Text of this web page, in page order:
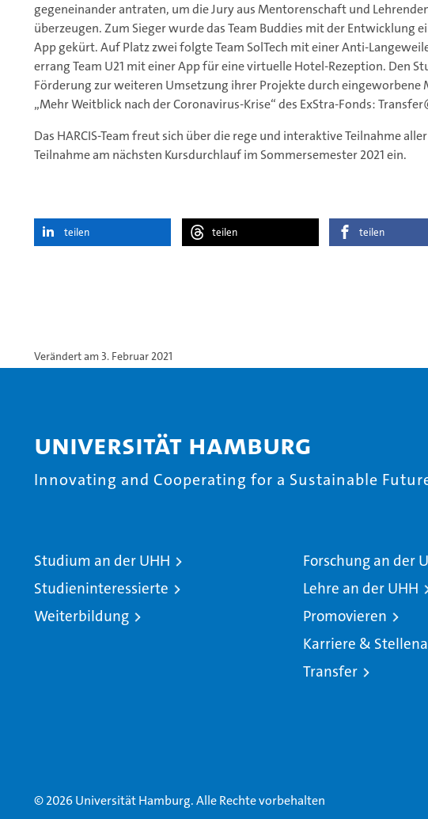
gegeneinander antraten, um die Jury aus Mentorenschaft und
überzeugen. Zum Sieger wurde das Team Buddies mit der Entwicklung
App gekürt. Auf Platz zwei folgte Team SolTech mit einer Anti-
errang Team U21 mit einer App für eine virtuelle Hotel-Rezeption. Den
Förderung zur weiteren Umsetzung ihrer Projekte durch
„Mehr Weitblick nach der Coronavirus-Krise“ des ExStra-Fonds:
Das HARCIS-Team freut sich über die rege und interaktive Teilnahme
Teilnahme am nächsten Kursdurchlauf im Sommersemester 2021 ein.
teilen teilen teilen
Verändert am 3. Februar 2021
Universität Hamburg
Innovating and Cooperating for a Sustainable
Studium an der UHH
Studieninteressierte
Weiterbildung
Forschung an der
Lehre an der UHH
Promovieren
Karriere &
Transfer
© 2026 Universität Hamburg. Alle Rechte vorbehalten